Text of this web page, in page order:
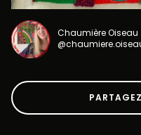
Chaumière Oiseau